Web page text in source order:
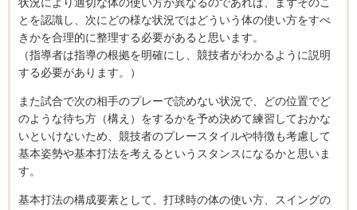
とを認識し、次にどの様な状況ではどういう体の使い方をすべ
きかを合理的に整理する必要があると思います。
（指導者は指導の根拠を明確にし、競技者がわかるように説明
する必要があります。）
また試合で次の相手のプレーで読めない状況で、どの位置でど
のような待ち方（構え）をするかを予め決めて練習しておかな
いといけないため、競技者のプレースタイルや特徴も考慮して
基本姿勢や基本打法を考えるというスタンスになるかと思いま
す。
基本打法の構成要素として、打球時の体の使い方、スイングの